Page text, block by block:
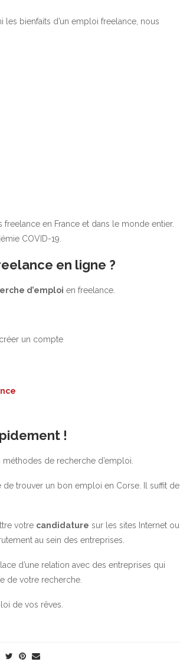
les bienfaits d’un emploi freelance, nous
en France et dans le monde entier.
COVID-19.
en ligne ?
d’emploi en freelance.
un compte
!
de recherche d’emploi.
trouver un bon emploi en Corse. Il suffit de
votre candidature sur les sites Internet ou
au sein des entreprises.
d’une relation avec des entreprises qui
de votre recherche.
de vos rêves.